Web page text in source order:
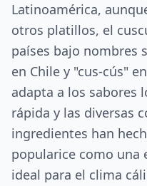
Latinoamérica,
otros platillos, el
países bajo nombres
en Chile y "cus-cús"
adapta a los sabores
rápida y las diversas
ingredientes han
popularice como una
ideal para el clima